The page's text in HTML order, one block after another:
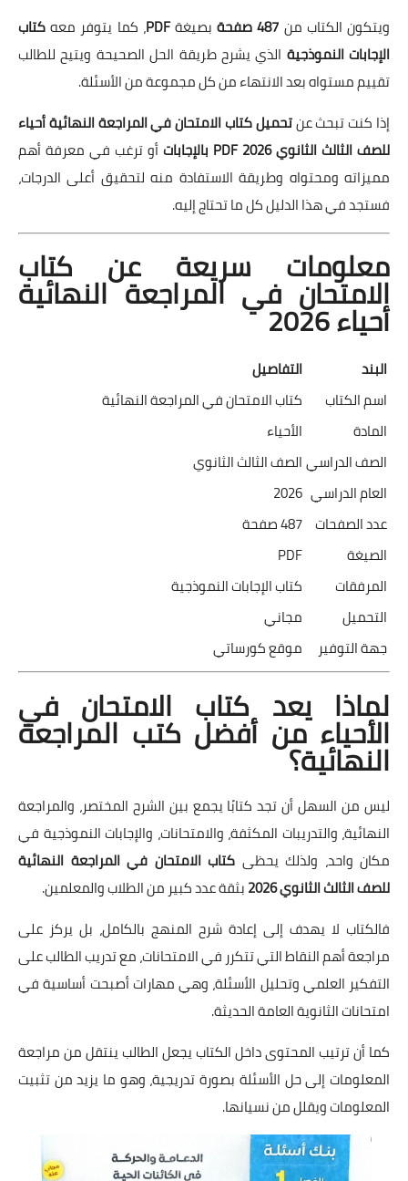
ويتكون الكتاب من 487 صفحة بصيغةPDF، كما يتوفر معهكتاب
الإجابات النموذجية الذي يشرح طريقة الحل الصحيحة ويتيح للطالب
تقييم مستواه بعد الانتهاء من كل مجموعة من الأسئلة.
إذا كنت تبحث عنتحميل كتاب الامتحان في المراجعة النهائية أحياء
للصف الثالث الثانوي 2026 PDF بالإجابات
أو ترغب في معرفة أهم
مميزاته ومحتواه وطريقة الاستفادة منه لتحقيق أعلى الدرجات،
فستجد في هذا الدليل كل ما تحتاج إليه.
معلومات سريعة عن كتاب
الامتحان في المراجعة النهائية
أحياء 2026
البند
التفاصيل
اسم الكتاب
كتاب الامتحان في المراجعة النهائية
المادة
الأحياء
الصف الدراسيالصف الثالث الثانوي
العام الدراسي 2026
عدد الصفحات 487 صفحة
الصيغة
PDF
المرفقات
كتاب الإجابات النموذجية
التحميل
مجاني
جهة التوفير
موقع كورساتي
لماذا يعد كتاب الامتحان في
الأحياء من أفضل كتب المراجعة
النهائية؟
ليس من السهل أن تجد كتابًا يجمع بين الشرح المختصر، والمراجعة
النهائية، والتدريبات المكثفة، والامتحانات، والإجابات النموذجية في
مكان واحد، ولذلك يحظى كتاب الامتحان في المراجعة النهائية
للصف الثالث الثانوي 2026
بثقة عدد كبير من الطلاب والمعلمين.
فالكتاب لا يهدف إلى إعادة شرح المنهج بالكامل، بل يركز على
مراجعة أهم النقاط التي تتكرر في الامتحانات، مع تدريب الطالب على
التفكير العلمي وتحليل الأسئلة، وهي مهارات أصبحت أساسية في
امتحانات الثانوية العامة الحديثة.
كما أن ترتيب المحتوى داخل الكتاب يجعل الطالب ينتقل من مراجعة
المعلومات إلى حل الأسئلة بصورة تدريجية، وهو ما يزيد من تثبيت
المعلومات ويقلل من نسيانها.